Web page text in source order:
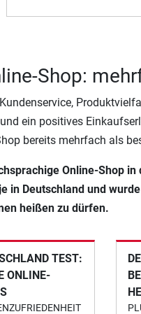
Shop:
ein positives
bereits mehrfach als
Online-Shop
in Deutschland und
heißen zu dürfen.
TEST:
ONLINE-